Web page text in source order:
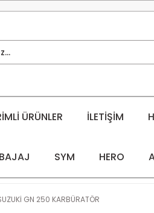
ÜRÜNLER İLETİŞİM
BAJAJ SYM HERO
GN 250 KARBÜRATÖR